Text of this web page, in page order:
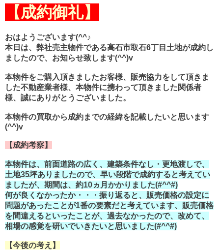
【成約御礼】
おはようございます(^^♪
本日は、弊社売主物件である高石市取石6丁目土地が成約し
ましたので、お知らせ致します(^^)v
本物件をご購入頂きましたお客様、販売協力をして頂きま
した不動産業者様、本物件に携わって頂きました関係者
様、誠にありがとうございました。
本物件の買取から成約までの経緯を記載したいと思います
(^^)v
【成約考察】
本物件は、前面道路の広く、建築条件なし・更地渡しで、
土地35坪ありましたので、早い段階で成約すると考えてい
ましたが、期間は、約10ヵ月かかりました(#^^#)
何が良くなかったか・・・振り返ると、販売価格の設定に
問題があったことが1番の要素だと考えています、販売価格
を間違えるといったことが、過去なかったので、改めて、
相場の感覚を研いでいきたいと思いました(#^^#)
【今後の考え】